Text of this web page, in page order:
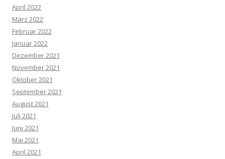
April 2022
März 2022
Februar 2022
Januar 2022
Dezember 2021
November 2021
Oktober 2021
September 2021
August 2021
Juli 2021
Juni 2021
Mai 2021
April 2021